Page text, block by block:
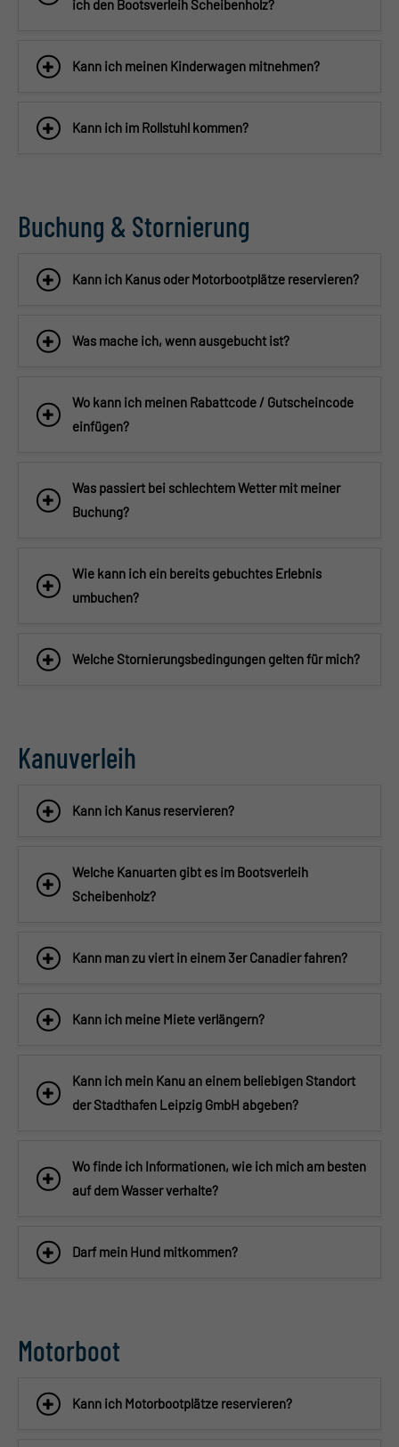
ich den Bootsverleih Scheibenholz?
Kann ich meinen Kinderwagen mitnehmen?
Kann ich im Rollstuhl kommen?
Buchung & Stornierung
Kann ich Kanus oder Motorbootplätze reservieren?
Was mache ich, wenn ausgebucht ist?
Wo kann ich meinen Rabattcode / Gutscheincode
einfügen?
Was passiert bei schlechtem Wetter mit meiner
Buchung?
Wie kann ich ein bereits gebuchtes Erlebnis
umbuchen?
Welche Stornierungsbedingungen gelten für mich?
Kanuverleih
Kann ich Kanus reservieren?
Welche Kanuarten gibt es im Bootsverleih
Scheibenholz?
Kann man zu viert in einem 3er Canadier fahren?
Kann ich meine Miete verlängern?
Kann ich mein Kanu an einem beliebigen Standort
der Stadthafen Leipzig GmbH abgeben?
Wo finde ich Informationen, wie ich mich am besten
auf dem Wasser verhalte?
Darf mein Hund mitkommen?
Motorboot
Kann ich Motorbootplätze reservieren?